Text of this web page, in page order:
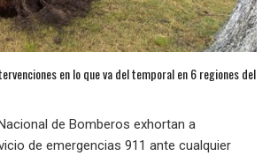
en lo que va del temporal en 6 regiones del
de Bomberos exhortan a
de emergencias 911 ante cualquier